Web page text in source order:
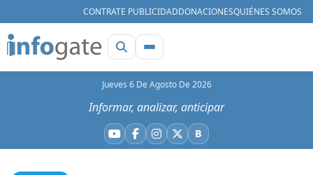
CONTRATE PUBLICIDADDONACIONESQUIÉNES SOMOS
Jueves 6 De Agosto De 2026
Informar, analizar, anticipar
YouTube
Facebook
Instagram
X BBluesky